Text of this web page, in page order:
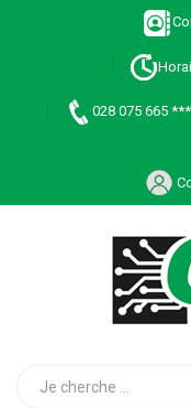
028 075 665